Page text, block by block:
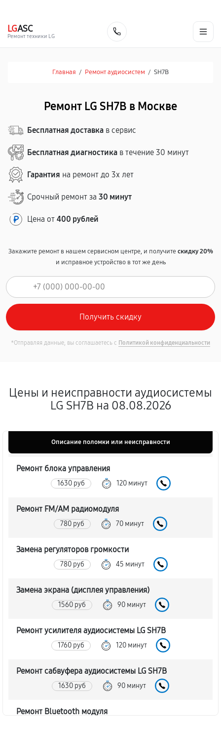
LGASC
Ремонт техники LG
Главная / Ремонт аудиосистем / SH7B
Ремонт LG SH7B в Москве
Бесплатная доставка в сервис
Бесплатная диагностика в течение 30 минут
Гарантия на ремонт до 3х лет
Срочный ремонт за 30 минут
Цена от 400 рублей
Закажите ремонт в нашем сервисном центре, и получитескидку 20%
и исправное устройство в тот же день
*Отправляя данные, вы соглашаетесь с Политикой конфиденциальности
Цены и неисправности аудиосистемы
LG SH7B на 08.08.2026
Описание поломки или неисправности
Ремонт блока управления
1630 руб 120 минут
Ремонт FM/AM радиомодуля
780 руб 70 минут
Замена регуляторов громкости
780 руб 45 минут
Замена экрана (дисплея управления)
1560 руб 90 минут
Ремонт усилителя аудиосистемы LG SH7B
1760 руб 120 минут
Ремонт сабвуфера аудиосистемы LG SH7B
1630 руб 90 минут
Ремонт Bluetooth модуля